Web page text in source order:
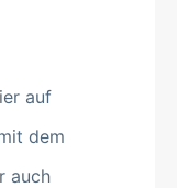
auf
dem
auch